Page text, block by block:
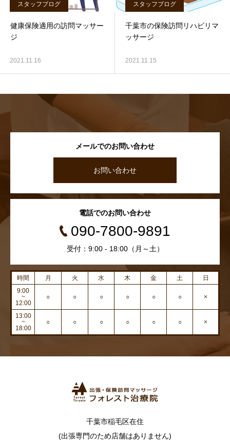
スタッフブログ
健康保険適用の訪問マッサー
ジ
2021.11.16
スタッフブログ
千葉市の保険訪問リハビリマ
ッサージ
2021.11.15
メールでのお問い合わせ
お問い合わせ
電話でのお問い合わせ
090-7800-9891
受付：9:00 - 18:00（月～土）
時間 月 火 水 木 金 土
日
9:00
~
12:00
○ ○ ○ ○ ○ ○ ×
13:00
~
18:00
○ ○ ○ ○ ○ ○ ×
千葉市稲毛区在住
(出張専門のため店舗はありません)